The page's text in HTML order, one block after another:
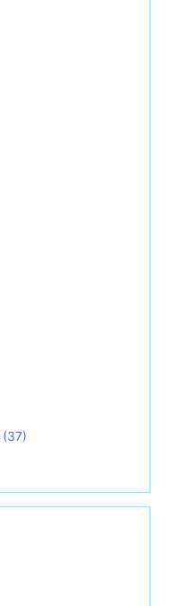
(37)